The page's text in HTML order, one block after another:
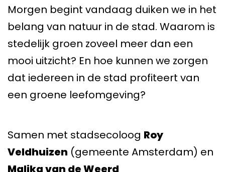
Morgen begint vandaag duiken we in het
belang van natuur in de stad. Waarom is
stedelijk groen zoveel meer dan een
mooi uitzicht? En hoe kunnen we zorgen
dat iedereen in de stad profiteert van
een groene leefomgeving?
Samen met stadsecoloog Roy
Veldhuizen (gemeente Amsterdam) en
Malika van de Weerd